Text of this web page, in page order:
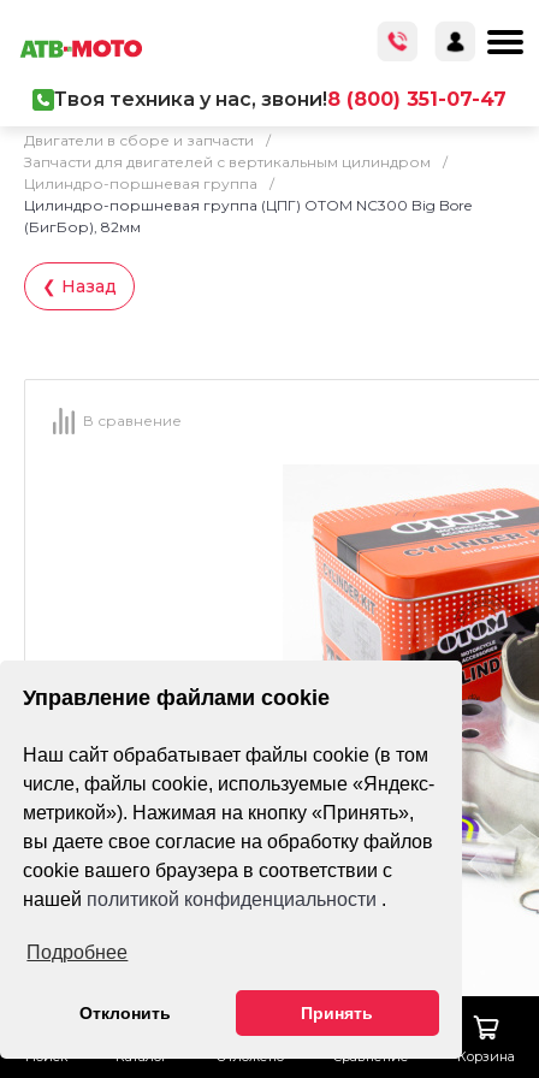
Управление файлами cookie
Наш сайт обрабатывает файлы cookie (в том
числе, файлы cookie, используемые «Яндекс-
метрикой»). Нажимая на кнопку «Принять»,
вы даете свое согласие на обработку файлов
cookie вашего браузера в соответствии с
нашей политикой конфиденциальности .
Подробнее
Отклонить Принять
Поиск Каталог Отложено Сравнение Корзина
Твоя техника у нас, звони!8 (800) 351-07-47
Двигатели в сборе и запчасти
/
Запчасти для двигателей с вертикальным цилиндром
/
Цилиндро-поршневая группа
/
Цилиндро-поршневая группа (ЦПГ) OTOM NC300 Big Bore
(БигБор), 82мм
❮ Назад
В сравнение